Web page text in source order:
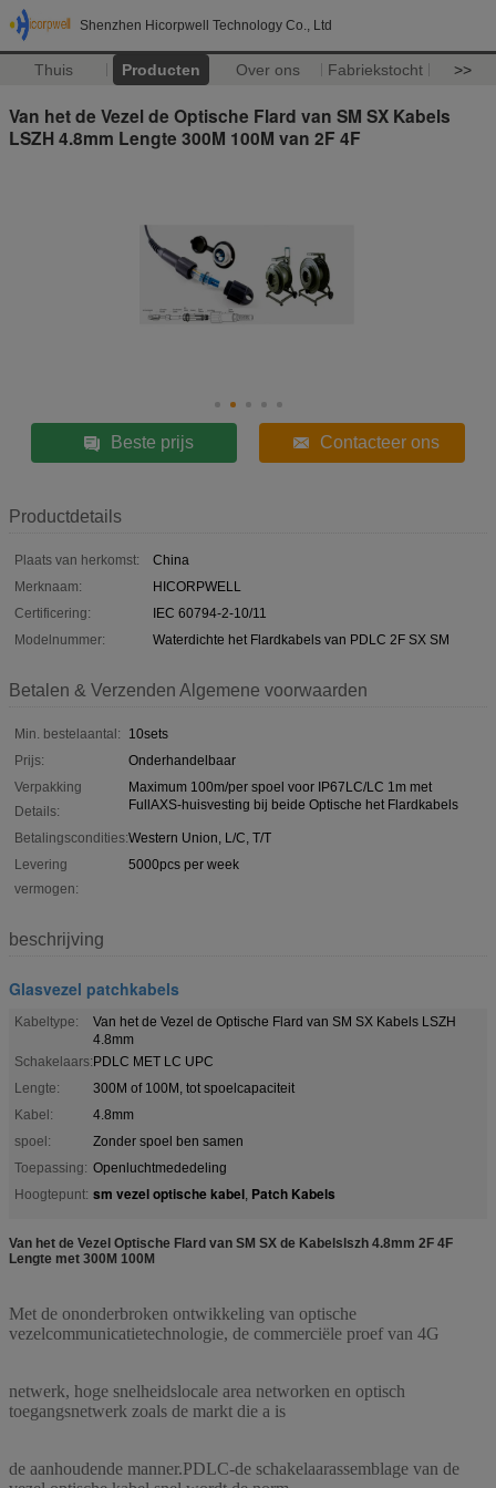
Shenzhen Hicorpwell Technology Co., Ltd
Thuis Producten Over ons Fabriekstocht >>
Van het de Vezel de Optische Flard van SM SX Kabels
LSZH 4.8mm Lengte 300M 100M van 2F 4F
Beste prijs Contacteer ons
Productdetails
Plaats van herkomst:
China
Merknaam:
HICORPWELL
Certificering:
IEC 60794-2-10/11
Modelnummer:
Waterdichte het Flardkabels van PDLC 2F SX SM
Betalen & Verzenden Algemene voorwaarden
Min. bestelaantal:
10sets
Prijs:
Onderhandelbaar
Verpakking
Details:
Maximum 100m/per spoel voor IP67LC/LC 1m met
FullAXS-huisvesting bij beide Optische het Flardkabels
Betalingscondities:Western Union, L/C, T/T
Levering
vermogen:
5000pcs per week
beschrijving
Glasvezel patchkabels
Kabeltype:
Van het de Vezel de Optische Flard van SM SX Kabels LSZH
4.8mm
Schakelaars:PDLC MET LC UPC
Lengte:
300M of 100M, tot spoelcapaciteit
Kabel:
4.8mm
spoel:
Zonder spoel ben samen
Toepassing: Openluchtmededeling
Hoogtepunt: sm vezel optische kabel, Patch Kabels
Van het de Vezel Optische Flard van SM SX de Kabelslszh 4.8mm 2F 4F
Lengte met 300M 100M
Met de ononderbroken ontwikkeling van optische
vezelcommunicatietechnologie, de commerciële proef van 4G
netwerk, hoge snelheidslocale area networken en optisch
toegangsnetwerk zoals de markt die a is
de aanhoudende manner.PDLC-de schakelaarassemblage van de